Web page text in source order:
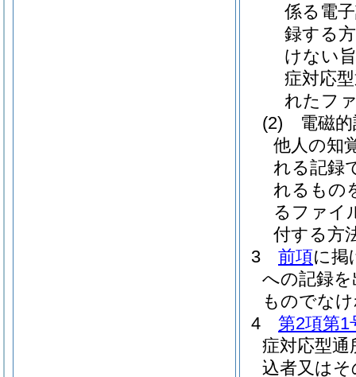
係る電
録する
けない
症対応
れたフ
(2)
電磁
他人の知
れる記録
れるもの
るファイ
付する方
3
前項に掲
への記録
ものでな
4
第2項第1
症対応型通
込者又は